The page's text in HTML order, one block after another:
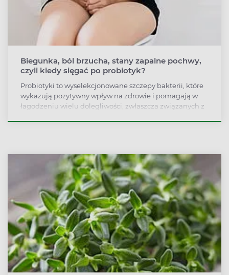
Biegunka, ból brzucha, stany zapalne pochwy,
czyli kiedy sięgać po probiotyk?
Probiotyki to wyselekcjonowane szczepy bakterii, które
wykazują pozytywny wpływ na zdrowie i pomagają w
łagodzeniu wielu dolegliwości, zwłaszcza związanych z